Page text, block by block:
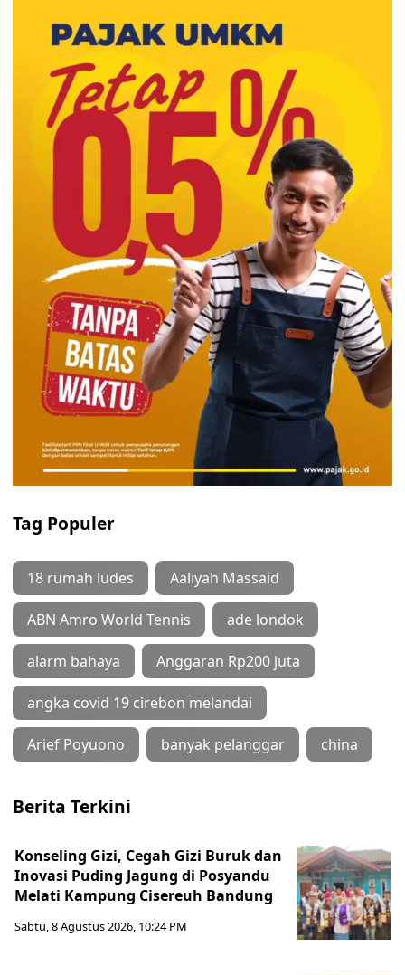
Tag Populer
18 rumah ludes Aaliyah Massaid
ABN Amro World Tennis ade londok
alarm bahaya Anggaran Rp200 juta
angka covid 19 cirebon melandai
Arief Poyuono banyak pelanggar china
Berita Terkini
Konseling Gizi, Cegah Gizi Buruk dan
Inovasi Puding Jagung di Posyandu
Melati Kampung Cisereuh Bandung
Sabtu, 8 Agustus 2026, 10:24 PM